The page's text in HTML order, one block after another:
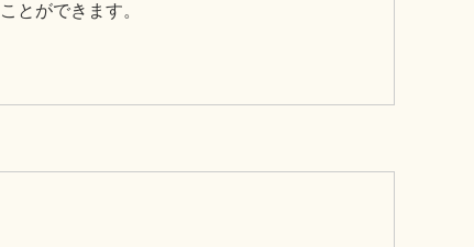
とができます。